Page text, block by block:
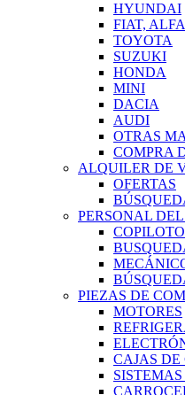
HYUNDAI
FIAT,
TOYOTA
SUZUKI
HONDA
MINI
DACIA
AUDI
OTRAS
COMPRA
ALQUILER DE
OFERTAS
PERSONAL
PIEZAS DE
MOTORES
CAJAS